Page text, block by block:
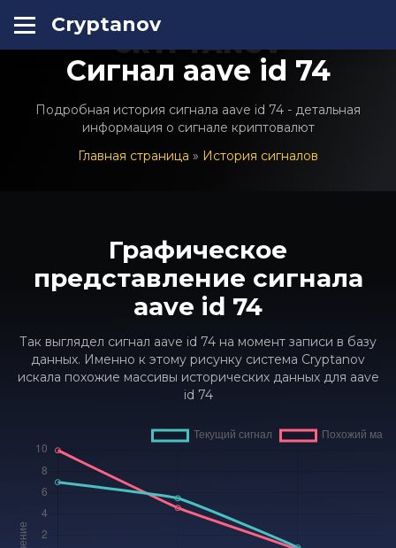
Cryptanov
CRYPTANOV
Сигнал aave id 74
Подробная история сигнала aave id 74 - детальная
информация о сигнале криптовалют
Главная страница » История сигналов
Графическое
представление сигнала
aave id 74
Так выглядел сигнал aave id 74 на момент записи в базу
данных. Именно к этому рисунку система Cryptanov
искала похожие массивы исторических данных для aave
id 74